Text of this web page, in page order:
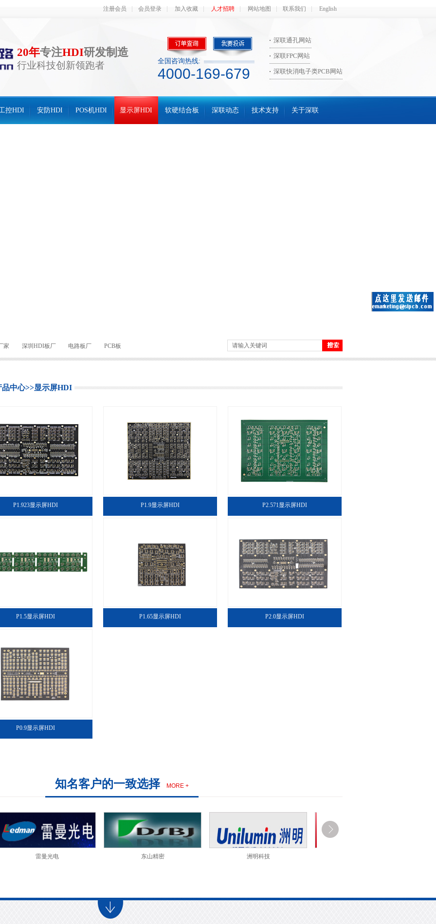
注册会员 会员登录 加入收藏 人才招聘 网站地图 联系我们 English
20年专注HDI研发制造
行业科技创新领跑者 全国咨询热线:
4000-169-679
深联通孔网站
深联FPC网站
深联快消电子类PCB网站
控HDI 安防HDI POS机HDI 显示屏HDI 软硬结合板 深联动态 技术支持 关于深联
家 深圳HDI板厂 电路板厂 PCB板
品中心>>显示屏HDI
P1.923显示屏HDI P1.9显示屏HDI P2.571显示屏HDI
P1.5显示屏HDI P1.65显示屏HDI P2.0显示屏HDI
P0.9显示屏HDI
知名客户的一致选择 MORE +
东山精密 洲明科技 利亚德